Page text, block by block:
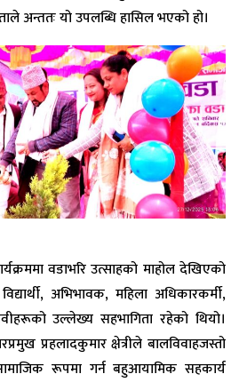
अन्ततः यो उपलब्धि हासिल भएको हो।
वडाभरि उत्साहको माहोल देखिएको
अभिभावक, महिला अधिकारकर्मी,
उल्लेख्य सहभागिता रहेको थियो।
प्रहलादकुमार क्षेत्रीले बालविवाहजस्तो
रूपमा गर्न बहुआयामिक सहकार्य